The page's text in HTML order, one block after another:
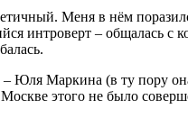
Меня в нём
интроверт – общалась с
Юля Маркина (в ту пору
этого не было